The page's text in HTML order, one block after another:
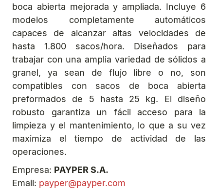
boca abierta mejorada y ampliada. Incluye 6
modelos completamente automáticos
capaces de alcanzar altas velocidades de
hasta 1.800 sacos/hora. Diseñados para
trabajar con una amplia variedad de sólidos a
granel, ya sean de flujo libre o no, son
compatibles con sacos de boca abierta
preformados de 5 hasta 25 kg. El diseño
robusto garantiza un fácil acceso para la
limpieza y el mantenimiento, lo que a su vez
maximiza el tiempo de actividad de las
operaciones.
Empresa: PAYPER S.A.
Email: payper@payper.com